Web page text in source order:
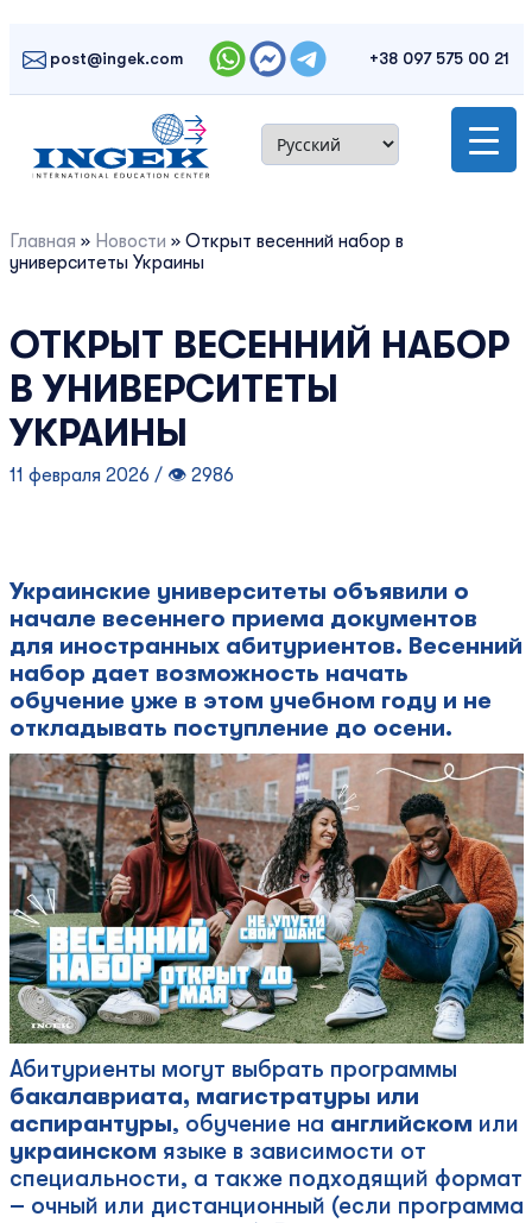
contentpost@ingek.com +38 097 575 00 21
Главная » Новости » Открыт весенний набор в
университеты Украины
ОТКРЫТ ВЕСЕННИЙ НАБОР
В УНИВЕРСИТЕТЫ
УКРАИНЫ
11 февраля 2026 / 👁 2986
Украинские университеты объявили о
начале весеннего приема документов
для иностранных абитуриентов. Весенний
набор дает возможность начать
обучение уже в этом учебном году и не
откладывать поступление до осени.
Абитуриенты могут выбрать программы
бакалавриата, магистратуры или
аспирантуры, обучение на английском или
украинском языке в зависимости от
специальности, а также подходящий формат
– очный или дистанционный (если программа